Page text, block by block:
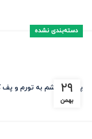
۲۹
بهمن
دسته‌بندی نشده
پف زیر چشم به تورم و پف